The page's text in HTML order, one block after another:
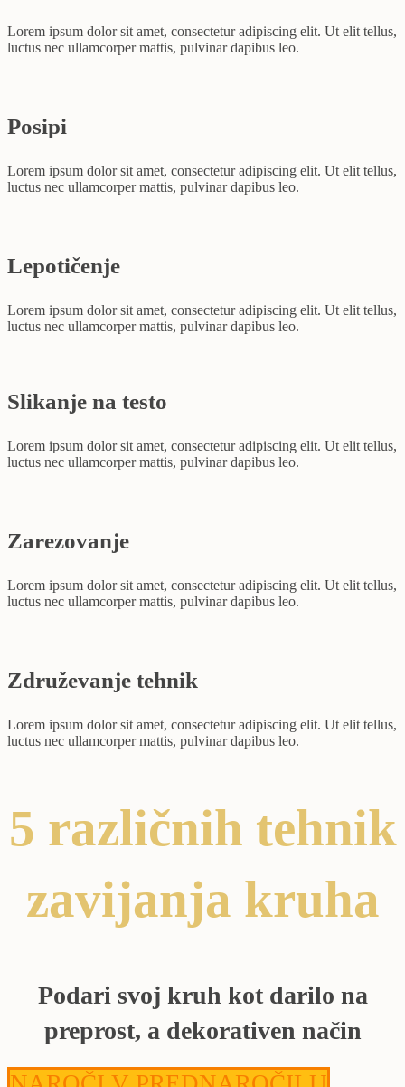
Lorem ipsum dolor sit amet, consectetur adipiscing elit. Ut elit tellus,
luctus nec ullamcorper mattis, pulvinar dapibus leo.
Posipi
Lorem ipsum dolor sit amet, consectetur adipiscing elit. Ut elit tellus,
luctus nec ullamcorper mattis, pulvinar dapibus leo.
Lepotičenje
Lorem ipsum dolor sit amet, consectetur adipiscing elit. Ut elit tellus,
luctus nec ullamcorper mattis, pulvinar dapibus leo.
Slikanje na testo
Lorem ipsum dolor sit amet, consectetur adipiscing elit. Ut elit tellus,
luctus nec ullamcorper mattis, pulvinar dapibus leo.
Zarezovanje
Lorem ipsum dolor sit amet, consectetur adipiscing elit. Ut elit tellus,
luctus nec ullamcorper mattis, pulvinar dapibus leo.
Združevanje tehnik
Lorem ipsum dolor sit amet, consectetur adipiscing elit. Ut elit tellus,
luctus nec ullamcorper mattis, pulvinar dapibus leo.
5 različnih tehnik
zavijanja kruha
Podari svoj kruh kot darilo na
preprost, a dekorativen način